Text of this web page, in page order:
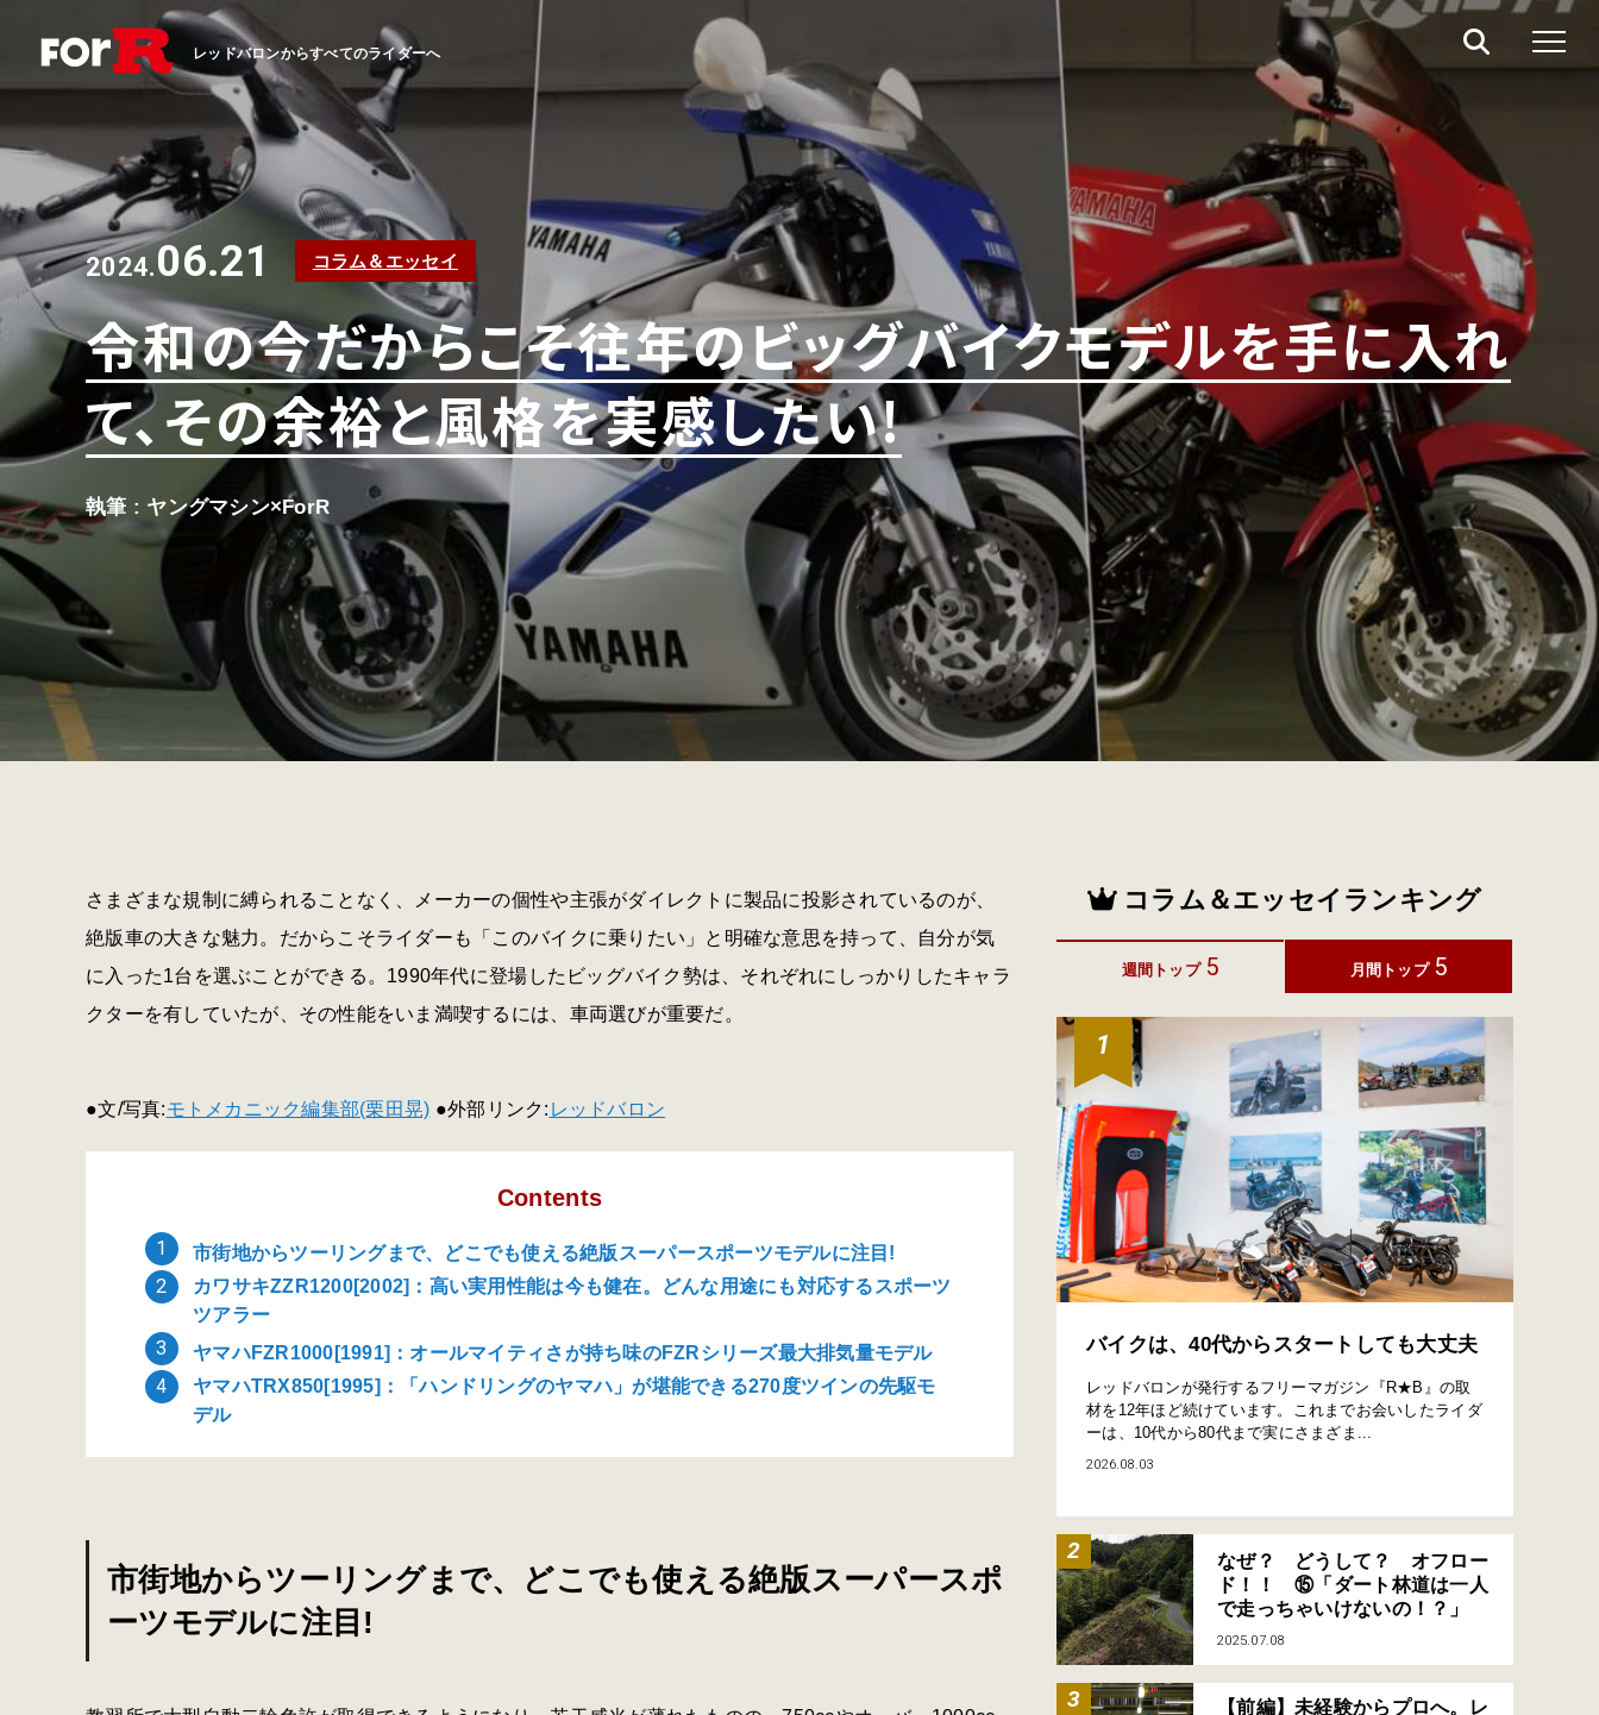
レッドバロンからすべてのライダーへ
2024.06.21 コラム＆エッセイ
令和の今だからこそ往年のビッグバイクモデルを手に入れ
て、その余裕と風格を実感したい!
執筆 : ヤングマシン×ForR
さまざまな規制に縛られることなく、メーカーの個性や主張がダイレクトに製品に投影されているのが、
絶版車の大きな魅力。だからこそライダーも「このバイクに乗りたい」と明確な意思を持って、自分が気
に入った1台を選ぶことができる。1990年代に登場したビッグバイク勢は、それぞれにしっかりしたキャラ
クターを有していたが、その性能をいま満喫するには、車両選びが重要だ。
●文/写真:モトメカニック編集部(栗田晃) ●外部リンク: レッドバロン
Contents
市街地からツーリングまで、どこでも使える絶版スーパースポーツモデルに注目!
カワサキZZR1200[2002]：高い実用性能は今も健在。どんな用途にも対応するスポーツ
ツアラー
ヤマハFZR1000[1991]：オールマイティさが持ち味のFZRシリーズ最大排気量モデル
ヤマハTRX850[1995]：「ハンドリングのヤマハ」が堪能できる270度ツインの先駆モ
デル
市街地からツーリングまで、どこでも使える絶版スーパースポ
ーツモデルに注目!
コラム＆エッセイランキング
週間トップ 5 月間トップ 5
バイクは、40代からスタートしても大丈夫
レッドバロンが発行するフリーマガジン『R★B』の取
材を12年ほど続けています。これまでお会いしたライダ
ーは、10代から80代まで実にさまざま...
2026.08.03
なぜ？ どうして？ オフロー
ド！！ ⑮「ダート林道は一人
で走っちゃいけないの！？」
2025.07.08
【前編】未経験からプロへ。レ